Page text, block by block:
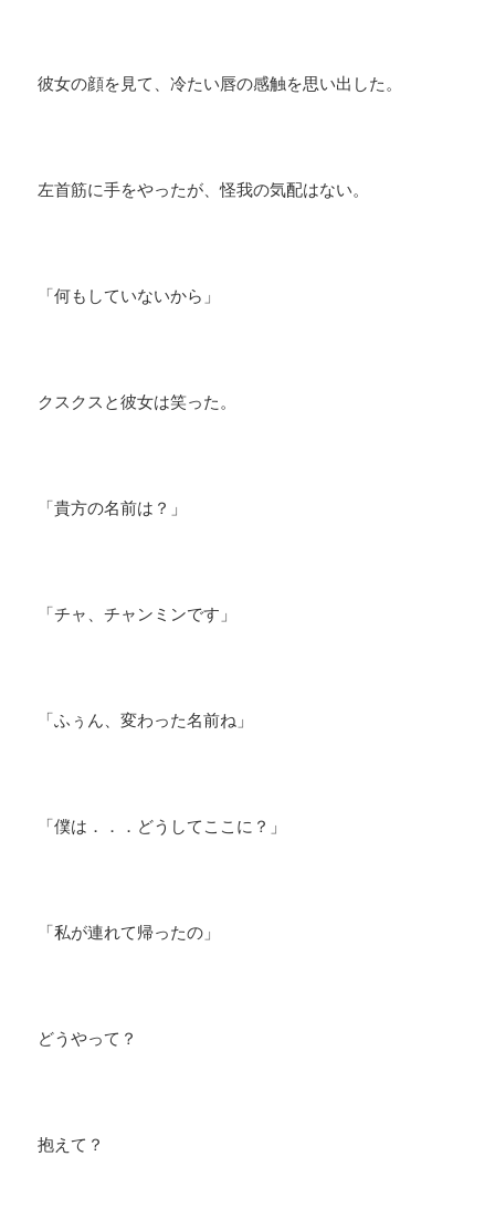
彼女の顔を見て、冷たい唇の感触を思い出した。
左首筋に手をやったが、怪我の気配はない。
「何もしていないから」
クスクスと彼女は笑った。
「貴方の名前は？」
「チャ、チャンミンです」
「ふぅん、変わった名前ね」
「僕は．．．どうしてここに？」
「私が連れて帰ったの」
どうやって？
抱えて？